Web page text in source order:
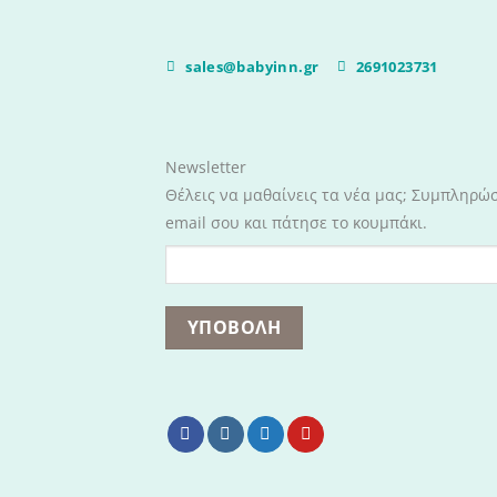
sales@babyinn.gr 2691023731
Newsletter
Θέλεις να μαθαίνεις τα νέα μας;
email σου και πάτησε το κουμπάκι.